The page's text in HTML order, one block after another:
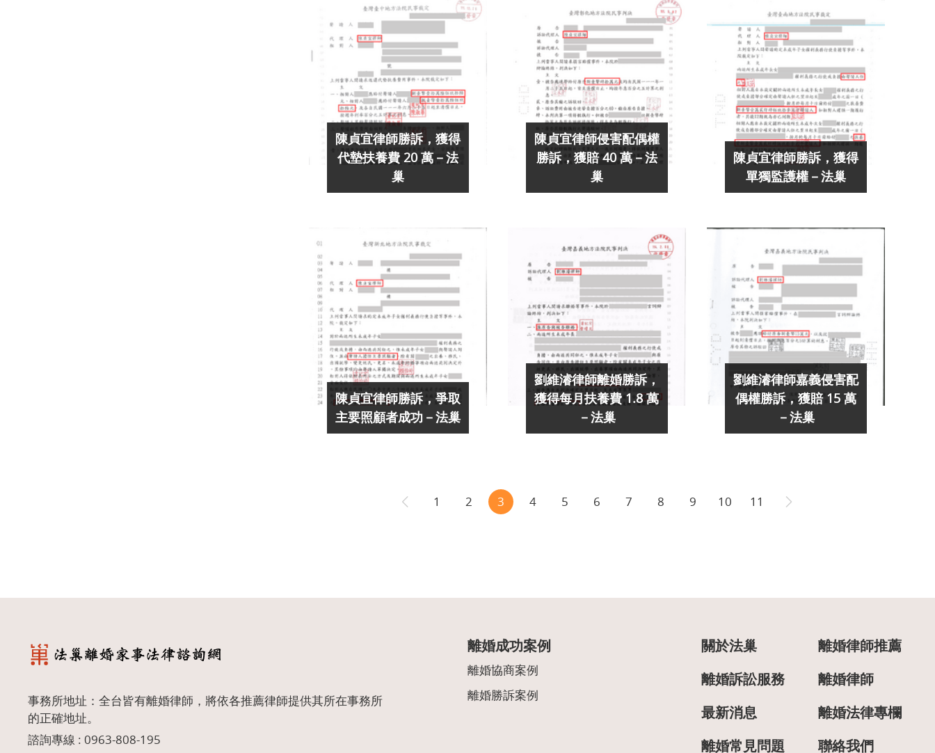
陳貞宜律師勝訴，獲得
代墊扶養費 20 萬－法
巢
陳貞宜律師侵害配偶權
勝訴，獲賠 40 萬－法
巢
陳貞宜律師勝訴，獲得
單獨監護權－法巢
陳貞宜律師勝訴，爭取
主要照顧者成功－法巢
劉維濬律師離婚勝訴，
獲得每月扶養費 1.8 萬
－法巢
劉維濬律師嘉義侵害配
偶權勝訴，獲賠 15 萬
－法巢
1 2 3 4 5 6 7 8 9 10 11
離婚成功案例
離婚協商案例
離婚勝訴案例
關於法巢
離婚律師推薦
離婚訴訟服務
離婚律師
最新消息
離婚法律專欄
離婚常見問題
聯絡我們
事務所地址：全台皆有離婚律師，將依各推薦律師提供其所在事務所
的正確地址。
諮詢專線 : 0963-808-195